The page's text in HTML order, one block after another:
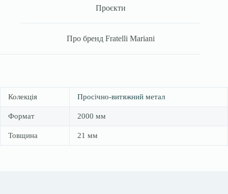
Проєкти
Про бренд Fratelli Mariani
Колекція Просічно-витяжний метал
Формат 2000 мм
Товщина 21 мм